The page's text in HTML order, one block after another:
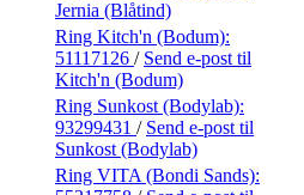
Jernia (Blåtind)
Ring Kitch'n (Bodum):
51117126 / Send e-post til
Kitch'n (Bodum)
Ring Sunkost (Bodylab):
93299431 / Send e-post til
Sunkost (Bodylab)
Ring VITA (Bondi Sands):